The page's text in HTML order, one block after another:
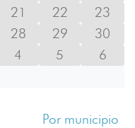
21 22
23
28 29
30
4 5 6
Por municipio